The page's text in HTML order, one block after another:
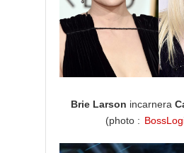
Brie Larson incarnera
(photo :